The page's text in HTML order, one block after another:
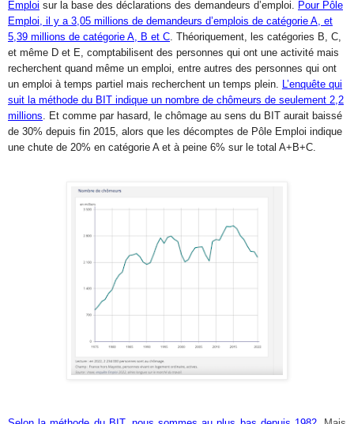
Emploi sur la base des déclarations des demandeurs d’emploi. Pour Pôle
Emploi, il y a 3,05 millions de demandeurs d’emplois de catégorie A, et
5,39 millions de catégorie A, B et C. Théoriquement, les catégories B, C,
et même D et E, comptabilisent des personnes qui ont une activité mais
recherchent quand même un emploi, entre autres des personnes qui ont
un emploi à temps partiel mais recherchent un temps plein. L’enquête qui
suit la méthode du BIT indique un nombre de chômeurs de seulement 2,2
millions. Et comme par hasard, le chômage au sens du BIT aurait baissé
de 30% depuis fin 2015, alors que les décomptes de Pôle Emploi indique
une chute de 20% en catégorie A et à peine 6% sur le total A+B+C.